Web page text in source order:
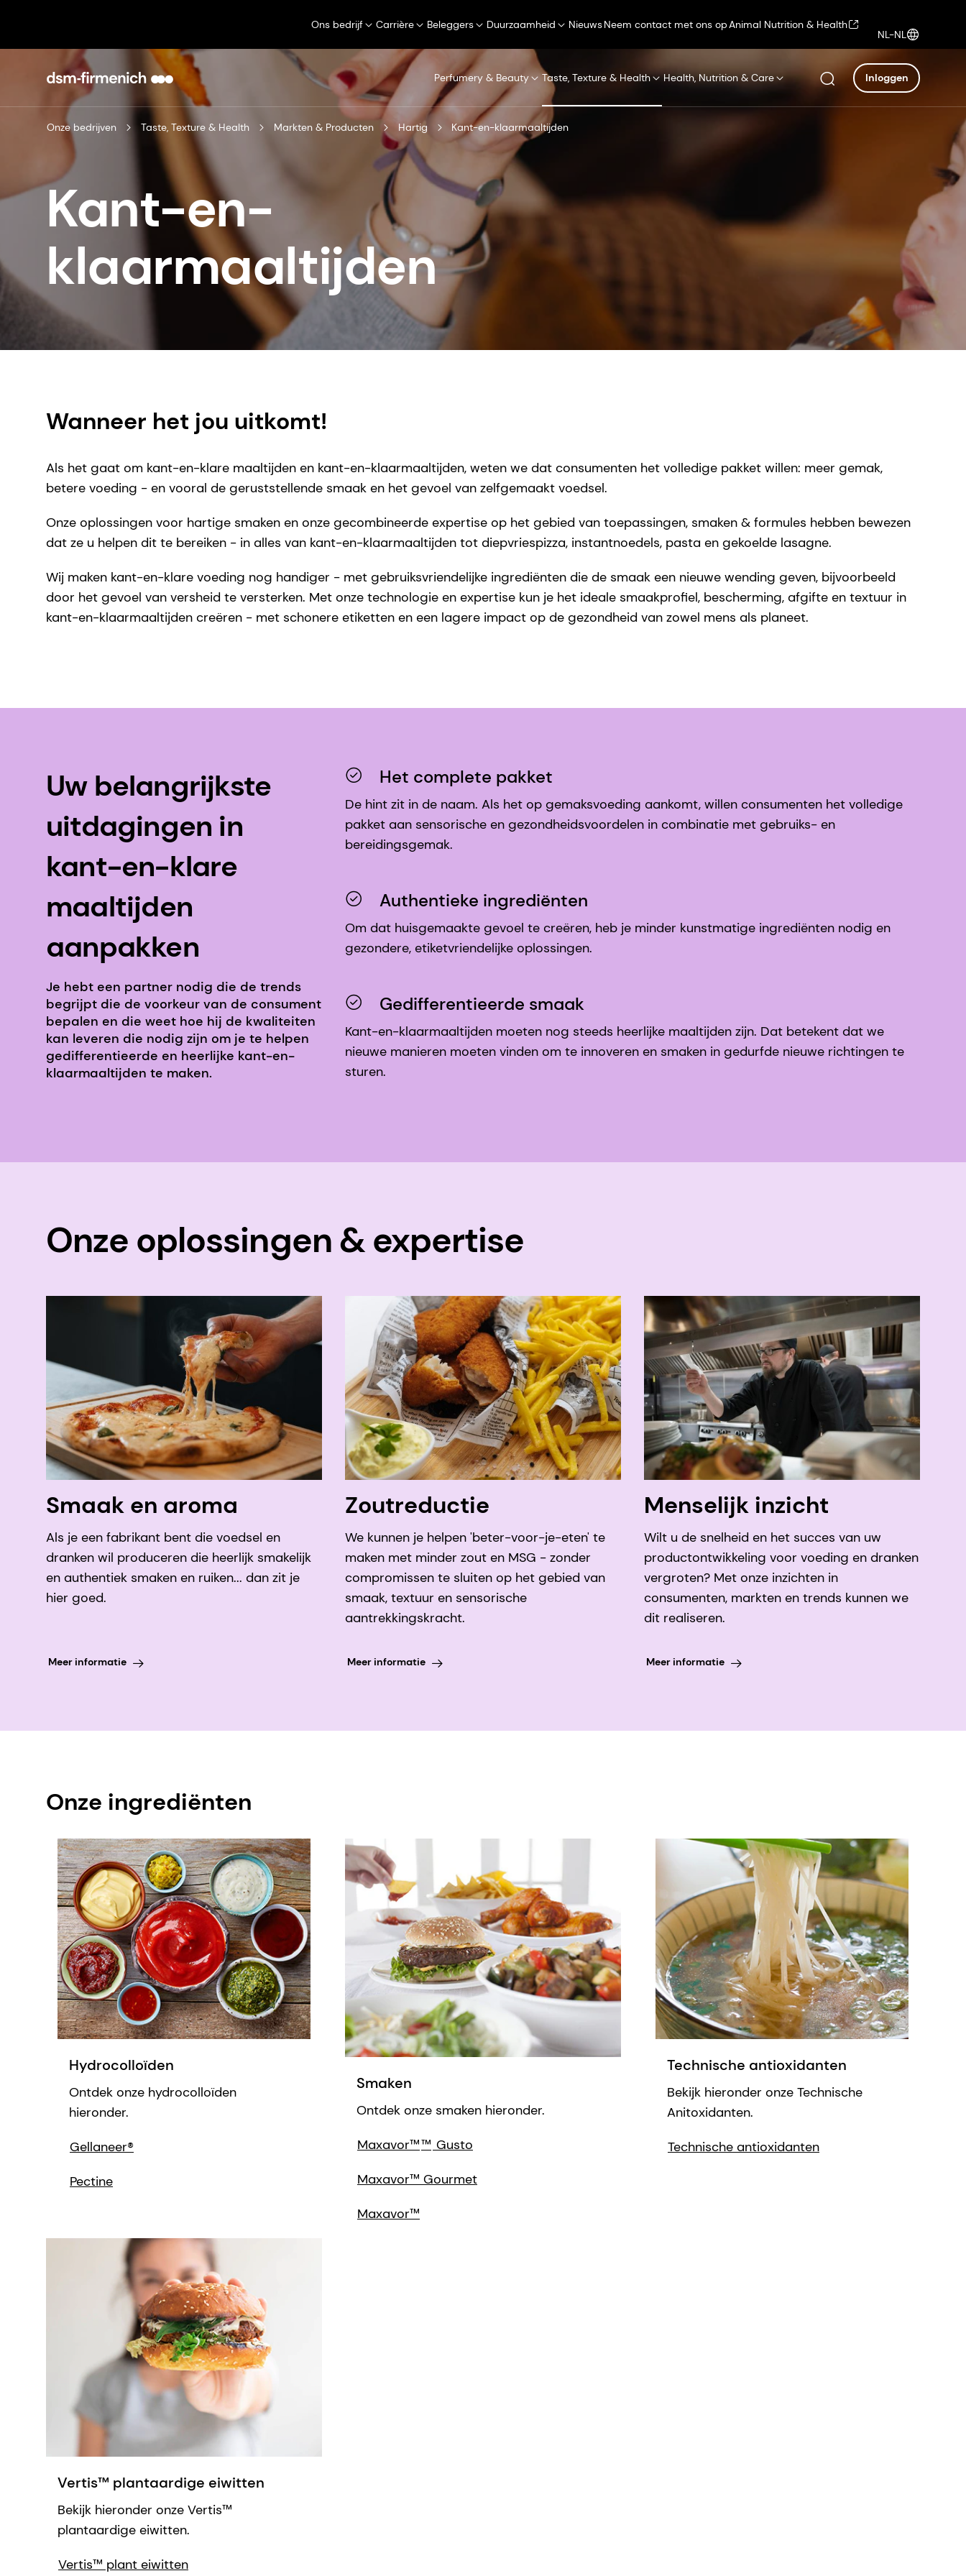
Ons bedrijf Carrière Beleggers Duurzaamheid NieuwsNeem contact met ons opAnimal Nutrition & Health
NL-NL
Perfumery & Beauty Taste, Texture & Health Health, Nutrition & Care Inloggen
Onze bedrijven Taste, Texture & Health Markten & Producten Hartig Kant-en-klaarmaaltijden
Kant-en-
klaarmaaltijden
Wanneer het jou uitkomt!
Als het gaat om kant-en-klare maaltijden en kant-en-klaarmaaltijden, weten we dat consumenten het volledige pakket willen: meer gemak,
betere voeding - en vooral de geruststellende smaak en het gevoel van zelfgemaakt voedsel.
Onze oplossingen voor hartige smaken en onze gecombineerde expertise op het gebied van toepassingen, smaken & formules hebben bewezen
dat ze u helpen dit te bereiken - in alles van kant-en-klaarmaaltijden tot diepvriespizza, instantnoedels, pasta en gekoelde lasagne.
Wij maken kant-en-klare voeding nog handiger - met gebruiksvriendelijke ingrediënten die de smaak een nieuwe wending geven, bijvoorbeeld
door het gevoel van versheid te versterken. Met onze technologie en expertise kun je het ideale smaakprofiel, bescherming, afgifte en textuur in
kant-en-klaarmaaltijden creëren - met schonere etiketten en een lagere impact op de gezondheid van zowel mens als planeet.
Uw belangrijkste
uitdagingen in
kant-en-klare
maaltijden
aanpakken
Je hebt een partner nodig die de trends
begrijpt die de voorkeur van de consument
bepalen en die weet hoe hij de kwaliteiten
kan leveren die nodig zijn om je te helpen
gedifferentieerde en heerlijke kant-en-
klaarmaaltijden te maken.
Het complete pakket
De hint zit in de naam. Als het op gemaksvoeding aankomt, willen consumenten het volledige
pakket aan sensorische en gezondheidsvoordelen in combinatie met gebruiks- en
bereidingsgemak.
Authentieke ingrediënten
Om dat huisgemaakte gevoel te creëren, heb je minder kunstmatige ingrediënten nodig en
gezondere, etiketvriendelijke oplossingen.
Gedifferentieerde smaak
Kant-en-klaarmaaltijden moeten nog steeds heerlijke maaltijden zijn. Dat betekent dat we
nieuwe manieren moeten vinden om te innoveren en smaken in gedurfde nieuwe richtingen te
sturen.
Onze oplossingen & expertise
Smaak en aroma
Als je een fabrikant bent die voedsel en
dranken wil produceren die heerlijk smakelijk
en authentiek smaken en ruiken... dan zit je
hier goed.
Meer informatie
Zoutreductie
We kunnen je helpen 'beter-voor-je-eten' te
maken met minder zout en MSG - zonder
compromissen te sluiten op het gebied van
smaak, textuur en sensorische
aantrekkingskracht.
Meer informatie
Menselijk inzicht
Wilt u de snelheid en het succes van uw
productontwikkeling voor voeding en dranken
vergroten? Met onze inzichten in
consumenten, markten en trends kunnen we
dit realiseren.
Meer informatie
Onze ingrediënten
Hydrocolloïden
Ontdek onze hydrocolloïden
hieronder.
Gellaneer®
Pectine
Smaken
Ontdek onze smaken hieronder.
Maxavor™™ Gusto
Maxavor™ Gourmet
Maxavor™
Technische antioxidanten
Bekijk hieronder onze Technische
Anitoxidanten.
Technische antioxidanten
Vertis™ plantaardige eiwitten
Bekijk hieronder onze Vertis™
plantaardige eiwitten.
Vertis™ plant eiwitten